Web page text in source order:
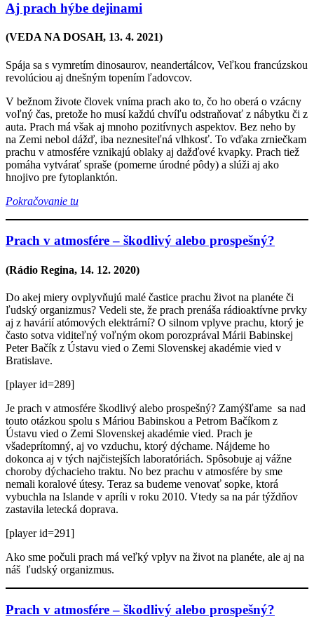
Aj prach hýbe dejinami
(VEDA NA DOSAH, 13. 4. 2021)
Spája sa s vymretím dinosaurov, neandertálcov, Veľkou francúzskou
revolúciou aj dnešným topením ľadovcov.
V bežnom živote človek vníma prach ako to, čo ho oberá o vzácny
voľný čas, pretože ho musí každú chvíľu odstraňovať z nábytku či z
auta. Prach má však aj mnoho pozitívnych aspektov. Bez neho by
na Zemi nebol dážď, iba neznesiteľná vlhkosť. To vďaka zrniečkam
prachu v atmosfére vznikajú oblaky aj dažďové kvapky. Prach tiež
pomáha vytvárať spraše (pomerne úrodné pôdy) a slúži aj ako
hnojivo pre fytoplanktón.
Pokračovanie tu
Prach v atmosfére – škodlivý alebo prospešný?
(Rádio Regina, 14. 12. 2020)
Do akej miery ovplyvňujú malé častice prachu život na planéte či
ľudský organizmus? Vedeli ste, že prach prenáša rádioaktívne prvky
aj z havárií atómových elektrární? O silnom vplyve prachu, ktorý je
často sotva viditeľný voľným okom porozprával Márii Babinskej
Peter Bačík z Ústavu vied o Zemi Slovenskej akadémie vied v
Bratislave.
[player id=289]
Je prach v atmosfére škodlivý alebo prospešný? Zamýšľame sa nad
touto otázkou spolu s Máriou Babinskou a Petrom Bačíkom z
Ústavu vied o Zemi Slovenskej akadémie vied. Prach je
všadeprítomný, aj vo vzduchu, ktorý dýchame. Nájdeme ho
dokonca aj v tých najčistejších laboratóriách. Spôsobuje aj vážne
choroby dýchacieho traktu. No bez prachu v atmosfére by sme
nemali koralové útesy. Teraz sa budeme venovať sopke, ktorá
vybuchla na Islande v apríli v roku 2010. Vtedy sa na pár týždňov
zastavila letecká doprava.
[player id=291]
Ako sme počuli prach má veľký vplyv na život na planéte, ale aj na
náš ľudský organizmus.
Prach v atmosfére – škodlivý alebo prospešný?